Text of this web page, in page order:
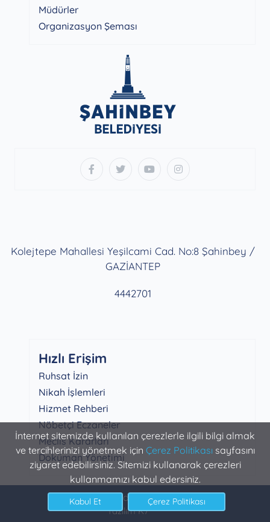
İnternet sitemizde kullanılan çerezlerle ilgili bilgi almak
ve tercihlerinizi yönetmek için Çerez Politikasısayfasını
ziyaret edebilirsiniz. Sitemizi kullanarak çerezleri
kullanmamızı kabul edersiniz.
Müdürler
Organizasyon Şeması
Kolejtepe Mahallesi Yeşilcami Cad. No:8 Şahinbey /
GAZİANTEP
4442701
Hızlı Erişim
Ruhsat İzin
Nikah İşlemleri
Hizmet Rehberi
Nöbetçi Eczaneler
Meclis Kararları
Doküman Yönetimi
Şahinbey Belediyesi Bilgi İşlem
Yazılım K7